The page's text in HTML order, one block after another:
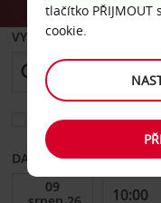
VYZVEDNOUT Z
Vyberte si jiné
DATUM OD
tlačítko
cookie.